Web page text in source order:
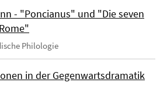
- "Poncianus" und "Die seven
Philologie
in der Gegenwartsdramatik